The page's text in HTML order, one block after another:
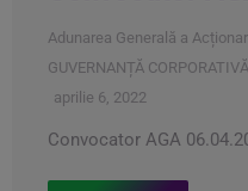
Adunarea Generală a
GUVERNANȚĂ CORPORATIVĂ
aprilie 6, 2022
Convocator AGA